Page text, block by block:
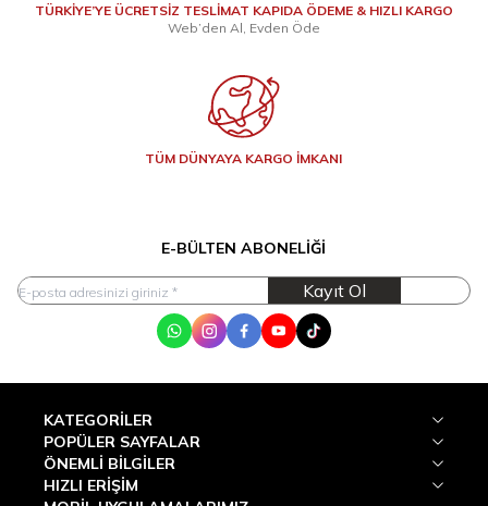
TÜRKİYE’YE ÜCRETSİZ TESLİMAT KAPIDA ÖDEME & HIZLI KARGO
Web’den Al, Evden Öde
TÜM DÜNYAYA KARGO İMKANI
E-BÜLTEN ABONELIĞI
Kayıt Ol
WhatsApp
InstagramFacebook
YoutubeTik Tok
KATEGORILER
POPÜLER SAYFALAR
ÖNEMLI BILGILER
HIZLI ERIŞIM